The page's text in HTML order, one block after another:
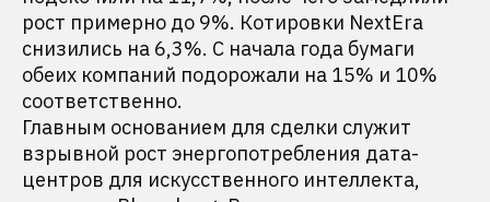
рост примерно до 9%. Котировки NextEra
снизились на 6,3%. С начала года бумаги
обеих компаний подорожали на 15% и 10%
соответственно.
Главным основанием для сделки служит
взрывной рост энергопотребления дата-
центров для искусственного интеллекта,